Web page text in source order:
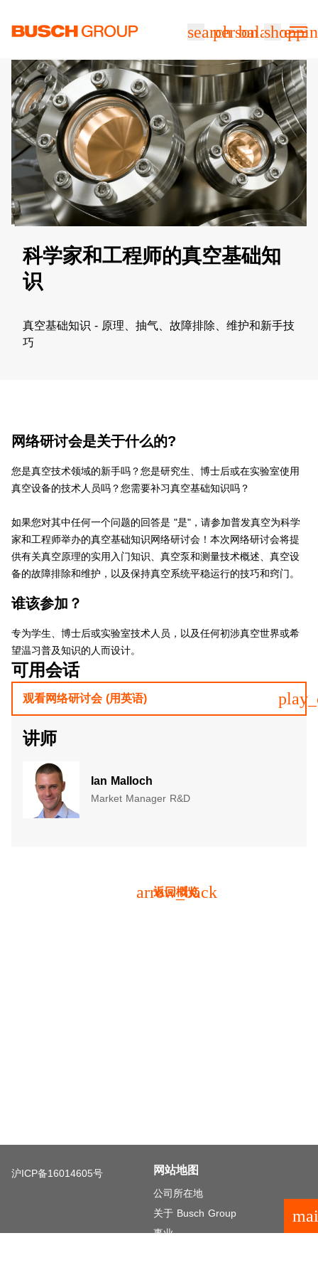
searchpersonbalance
​科学家和工程师的真空基础知
识
真空基础知识 - 原理、抽气、故障排除、维护和新手技
巧​
网络研讨会是关于什么的?
​​您是真空技术领域的新手吗？您是研究生、博士后或在实验室使用
真空设备的技术人员吗？您需要补习真空基础知识吗？
​如果您对其中任何一个问题的回答是 "是"，请参加普发真空为科学
家和工程师举办的真空基础知识网络研讨会！本次网络研讨会将提
供有关真空原理的实用入门知识、真空泵和测量技术概述、真空设
备的故障排除和维护，以及保持真空系统平稳运行的技巧和窍门。
谁该参加？
​​专为学生、博士后或实验室技术人员，以及任何初涉真空世界或希
望温习普及知识的人而设计。
可用会话
观看网络研讨会 (用英语)
讲师
Ian Malloch
Market Manager R&D​
返回概览
arrow_back
沪ICP备16014605号 网站地图
公司所在地
关于 Busch Group
事业